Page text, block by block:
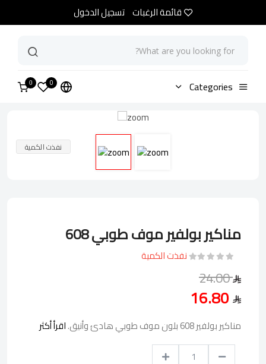
قائمة الرغبات تسجيل الدخول
Categories
0
0 الرئيسية مناكير بولفير موف طوبي 608
نفذت الكمية
مناكير بولفير موف طوبي 608
نفذت الكمية
24.00
مناكير بولفير 608 بلون موف طوبي هادئ وأنيق. اقرأ أكثر